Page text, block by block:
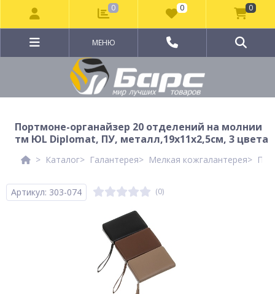
МЕНЮ
Портмоне-органайзер 20 отделений на молнии
тм ЮL Diplomat, ПУ, металл,19х11х2,5см, 3 цвета
Каталог Галантерея Мелкая кожгалантерея
Артикул: 303-074 (0)
0 0 0